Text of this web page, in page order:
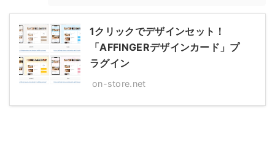
1クリックでデザインセット！
「AFFINGERデザインカード」プ
ラグイン
on-store.net